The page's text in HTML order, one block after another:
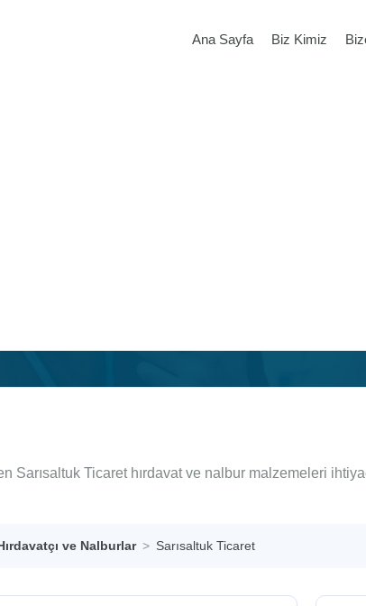
Ana Sayfa Biz Kimiz
Sarısaltuk Ticaret hırdavat ve nalbur malzemeleri
ve Nalburlar Sarısaltuk Ticaret